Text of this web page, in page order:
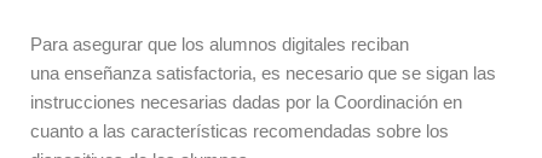
Para asegurar que los alumnos digitales reciban
una enseñanza satisfactoria, es necesario que se sigan las
instrucciones necesarias dadas por la Coordinación en
cuanto a las características recomendadas sobre los